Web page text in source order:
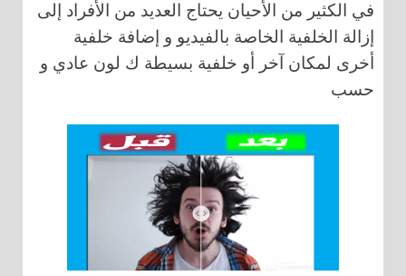
في الكثير من الأحيان يحتاج العديد من الأفراد إلى
إزالة الخلفية الخاصة بالفيديو و إضافة خلفية
أخرى لمكان آخر أو خلفية بسيطة ك لون عادي و
حسب